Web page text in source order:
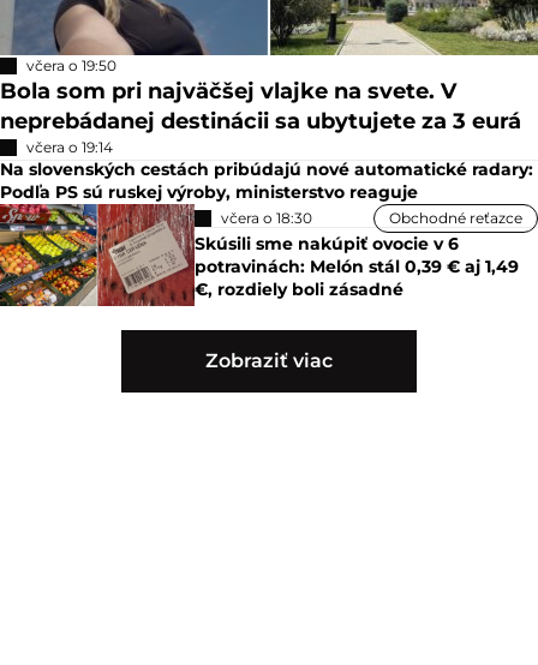
včera o 19:50
Bola som pri najväčšej vlajke na svete. V
neprebádanej destinácii sa ubytujete za 3 eurá
včera o 19:14
Na slovenských cestách pribúdajú nové automatické radary:
Podľa PS sú ruskej výroby, ministerstvo reaguje
včera o 18:30 Obchodné reťazce
Skúsili sme nakúpiť ovocie v 6
potravinách: Melón stál 0,39 € aj 1,49
€, rozdiely boli zásadné
Zobraziť viac